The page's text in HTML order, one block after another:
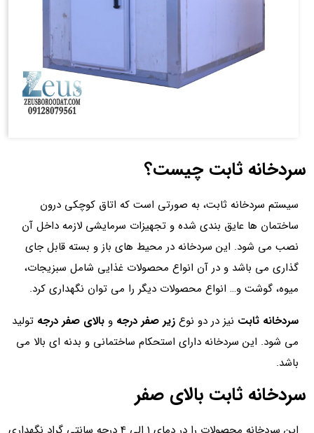
سردخانه ثابت چیست؟
سیستم سردخانه ثابت، به صورتی است که اتاق کوچکی درون
ساختمان ها عایق بندی شده و تجهیزات سرمایشی لازمه داخل آن
نصب می شود. این سردخانه در محیط های باز و بسته قابل جای
گذاری می باشد و در آن انواع محصولات غذایی شامل سبزیجات،
میوه، گوشت و… انواع محصولات دیگر را می توان نگهداری کرد.
سردخانه ثابت نیز در دو نوع زیر صفر درجه و بالای صفر درجه تولید
می شود. این سردخانه دارای استحکام ساختمانی و بدنه ای بالا می
باشد.
سردخانه ثابت بالای صفر